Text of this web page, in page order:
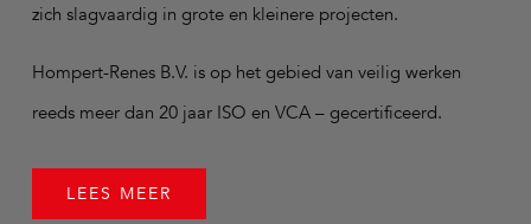
zich slagvaardig in grote en kleinere projecten.
Hompert-Renes B.V. is op het gebied van veilig werken
reeds meer dan 20 jaar ISO en VCA – gecertificeerd.
LEES MEER